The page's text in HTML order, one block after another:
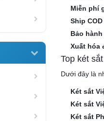
Miễn phí
Ship
Bảo
Xuất hóa
Top két
Dưới đây là
Két sắt
Két sắt
Két sắt